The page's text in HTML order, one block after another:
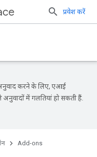
प्रवेश करें
करने के लिए, एआई
में गलतियां हो सकती हैं.
Add-ons